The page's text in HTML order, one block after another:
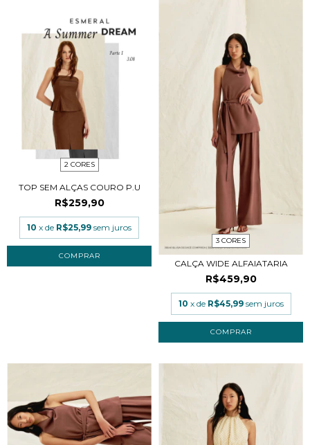
2 CORES
TOP SEM ALÇAS COURO P.U
R$259,90
10 x de R$25,99 sem juros
COMPRAR
3 CORES
CALÇA WIDE ALFAIATARIA
R$459,90
10 x de R$45,99 sem juros
COMPRAR